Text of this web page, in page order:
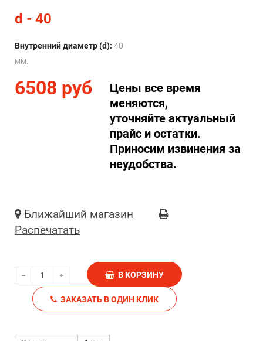
d - 40
Внутренний диаметр (d): 40
мм.
6508 руб
Цены все время
меняются,
уточняйте актуальный
прайс и остатки.
Приносим извинения за
неудобства.
Ближайший магазин
Распечатать
В КОРЗИНУ
ЗАКАЗАТЬ В ОДИН КЛИК